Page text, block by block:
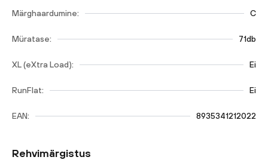
Märghaardumine: C
Müratase: 71db
XL (eXtra Load): Ei
RunFlat: Ei
EAN: 8935341212022
Rehvimärgistus